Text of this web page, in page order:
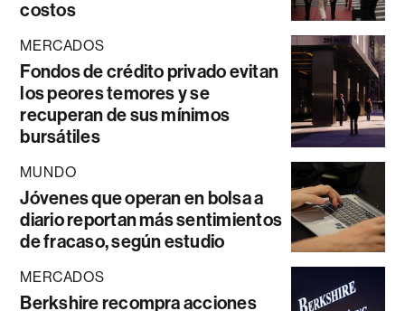
costos
MERCADOS
Fondos de crédito privado evitan
los peores temores y se
recuperan de sus mínimos
bursátiles
MUNDO
Jóvenes que operan en bolsa a
diario reportan más sentimientos
de fracaso, según estudio
MERCADOS
Berkshire recompra acciones